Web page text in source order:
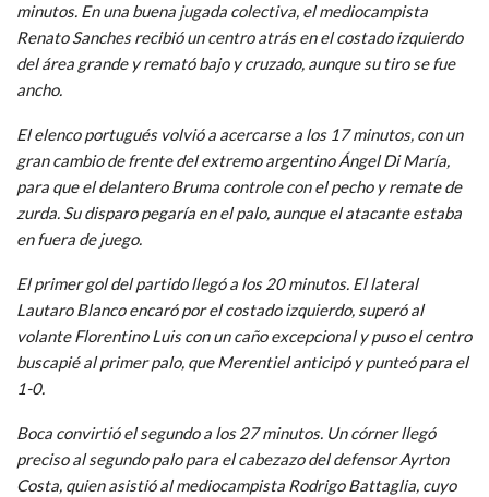
minutos. En una buena jugada colectiva, el mediocampista
Renato Sanches recibió un centro atrás en el costado izquierdo
del área grande y remató bajo y cruzado, aunque su tiro se fue
ancho.
El elenco portugués volvió a acercarse a los 17 minutos, con un
gran cambio de frente del extremo argentino Ángel Di María,
para que el delantero Bruma controle con el pecho y remate de
zurda. Su disparo pegaría en el palo, aunque el atacante estaba
en fuera de juego.
El primer gol del partido llegó a los 20 minutos. El lateral
Lautaro Blanco encaró por el costado izquierdo, superó al
volante Florentino Luis con un caño excepcional y puso el centro
buscapié al primer palo, que Merentiel anticipó y punteó para el
1-0.
Boca convirtió el segundo a los 27 minutos. Un córner llegó
preciso al segundo palo para el cabezazo del defensor Ayrton
Costa, quien asistió al mediocampista Rodrigo Battaglia, cuyo